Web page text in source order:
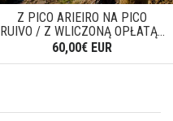
Z PICO ARIEIRO NA PICO
RUIVO / Z WLICZONĄ OPŁATĄ...
60,00€ EUR